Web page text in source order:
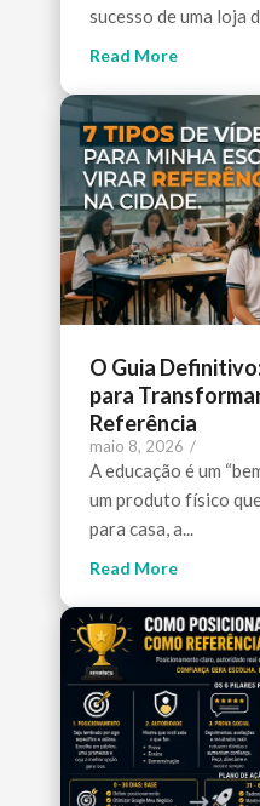
sucesso de uma loja
Read More
O Guia
para
Referência
maio 8, 2026 /
A educação é um
um produto físico
para casa, a...
Read More